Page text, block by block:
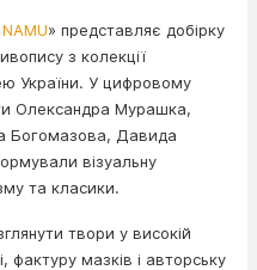
» представляє добірку
з колекції
України. У цифровому
Олександра Мурашка,
Богомазова, Давида
візуальну
та класики.
твори у високій
фактуру мазків і авторську